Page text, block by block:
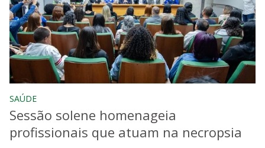
SAÚDE
Sessão solene homenageia
profissionais que atuam na necropsia